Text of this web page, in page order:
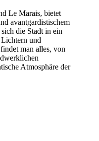
Le Marais, bietet
avantgardistischem
die Stadt in ein
und
man alles, von
Atmosphäre der